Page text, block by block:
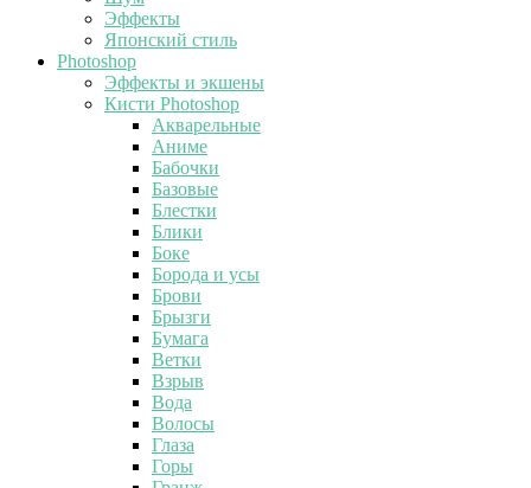
Эффекты
Японский стиль
Photoshop
Эффекты и экшены
Кисти Photoshop
Акварельные
Аниме
Бабочки
Базовые
Блестки
Блики
Боке
Борода и усы
Брови
Брызги
Бумага
Ветки
Взрыв
Вода
Волосы
Глаза
Горы